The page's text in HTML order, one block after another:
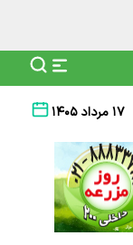
۱۷ مرداد ۱۴۰۵